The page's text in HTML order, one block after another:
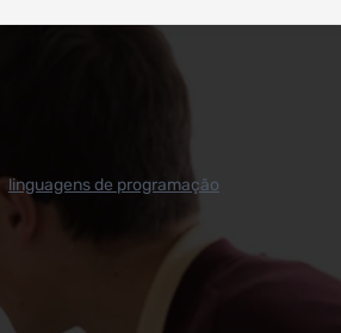
linguagens de programação